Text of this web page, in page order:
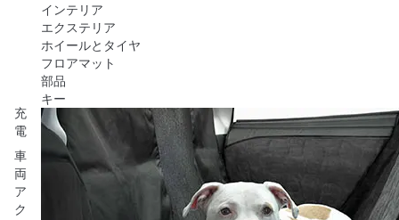
充
電
車
両
ア
ク
インテリア
エクステリア
ホイールとタイヤ
フロアマット
部品
キー